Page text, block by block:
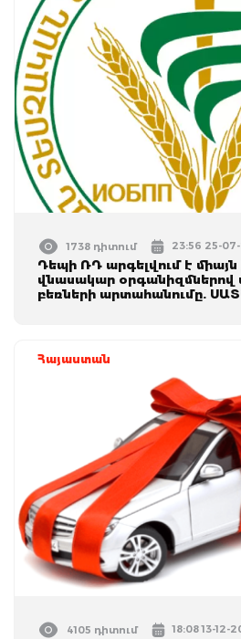
1738 դիտում 23:56 25-
Դեպի ՌԴ արգելվում է
վնասակար
բեռների արտահանումը.
Հայաստան
4105 դիտում 18:08 13-12-